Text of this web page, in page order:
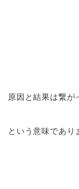
原因と結果は繋が
という意味であり